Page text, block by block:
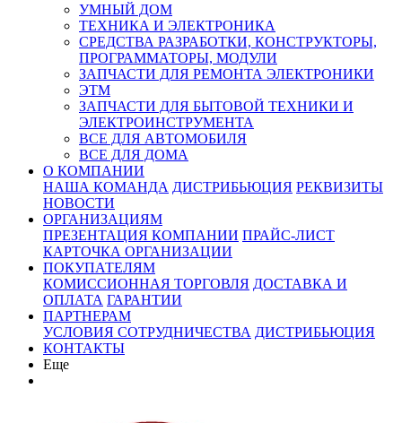
УМНЫЙ ДОМ
ТЕХНИКА И ЭЛЕКТРОНИКА
СРЕДСТВА РАЗРАБОТКИ, КОНСТРУКТОРЫ,
ПРОГРАММАТОРЫ, МОДУЛИ
ЗАПЧАСТИ ДЛЯ РЕМОНТА ЭЛЕКТРОНИКИ
ЭТМ
ЗАПЧАСТИ ДЛЯ БЫТОВОЙ ТЕХНИКИ И
ЭЛЕКТРОИНСТРУМЕНТА
ВСЕ ДЛЯ АВТОМОБИЛЯ
ВСЕ ДЛЯ ДОМА
О КОМПАНИИ
НАША КОМАНДА ДИСТРИБЬЮЦИЯ РЕКВИЗИТЫ
НОВОСТИ
ОРГАНИЗАЦИЯМ
ПРЕЗЕНТАЦИЯ КОМПАНИИ ПРАЙС-ЛИСТ
КАРТОЧКА ОРГАНИЗАЦИИ
ПОКУПАТЕЛЯМ
КОМИССИОННАЯ ТОРГОВЛЯ ДОСТАВКА И
ОПЛАТА ГАРАНТИИ
ПАРТНЕРАМ
УСЛОВИЯ СОТРУДНИЧЕСТВА ДИСТРИБЬЮЦИЯ
КОНТАКТЫ
Еще